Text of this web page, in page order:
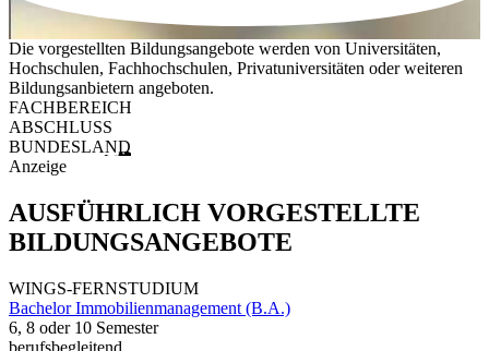
Die vorgestellten Bildungsangebote werden von Universitäten,
Hochschulen, Fachhochschulen, Privatuniversitäten oder weiteren
Bildungsanbietern angeboten.
FACHBEREICH
ABSCHLUSS
BUNDESLAND
Anzeige
AUSFÜHRLICH VORGESTELLTE
BILDUNGSANGEBOTE
WINGS-FERNSTUDIUM
Bachelor Immobilienmanagement (B.A.)
6, 8 oder 10 Semester
berufsbegleitend